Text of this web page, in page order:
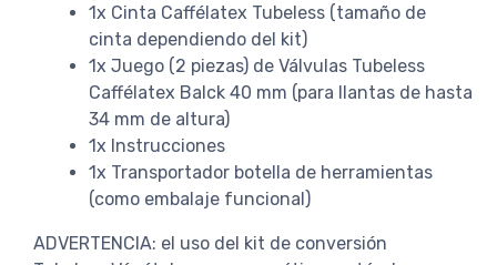
1x Cinta Caffélatex Tubeless (tamaño de
cinta dependiendo del kit)
1x Juego (2 piezas) de Válvulas Tubeless
Caffélatex Balck 40 mm (para llantas de hasta
34 mm de altura)
1x Instrucciones
1x Transportador botella de herramientas
(como embalaje funcional)
ADVERTENCIA: el uso del kit de conversión